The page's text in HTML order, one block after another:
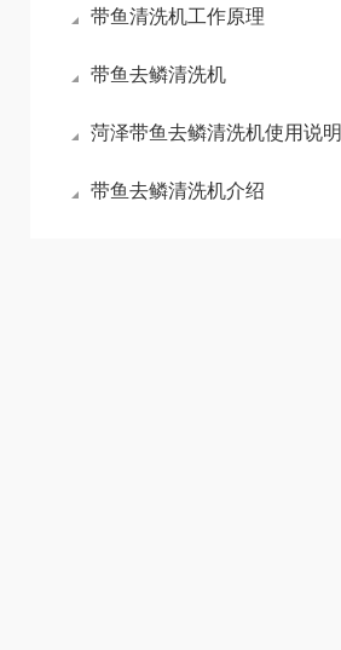
带鱼清洗机工作原理
带鱼去鳞清洗机
菏泽带鱼去鳞清洗机使用说明
带鱼去鳞清洗机介绍